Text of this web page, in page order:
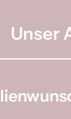
Unser